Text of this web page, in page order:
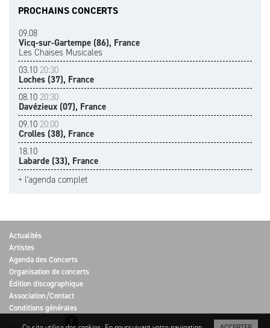
PROCHAINS CONCERTS
09.08
Vicq-sur-Gartempe (86), France
Les Chaises Musicales
03.10 20:30
Loches (37), France
08.10 20:30
Davézieux (07), France
09.10 20:00
Crolles (38), France
18.10
Labarde (33), France
+ l'agenda complet
Actualités
Artistes
Agenda des Concerts
Organisation de concerts
Édition discographique
Association/Contact
Conditions générales